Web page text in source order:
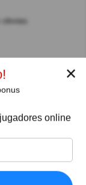
Feliz Navidad
Saludos.
✕
jugadores online